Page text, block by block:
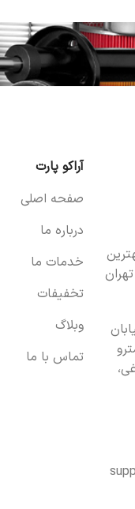
آراکو پارت
صفحه اصلی
درباره ما
خدمات ما
تخفیفات
وبلاگ
تماس با ما